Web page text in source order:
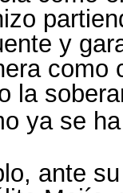
y
como
la
ya se
ante